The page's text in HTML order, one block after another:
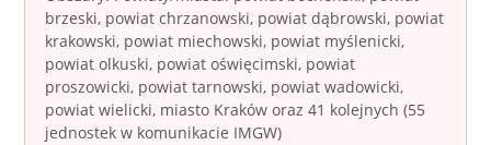
brzeski, powiat chrzanowski, powiat dąbrowski, powiat
krakowski, powiat miechowski, powiat myślenicki,
powiat olkuski, powiat oświęcimski, powiat
proszowicki, powiat tarnowski, powiat wadowicki,
powiat wielicki, miasto Kraków oraz 41 kolejnych (55
jednostek w komunikacie IMGW)